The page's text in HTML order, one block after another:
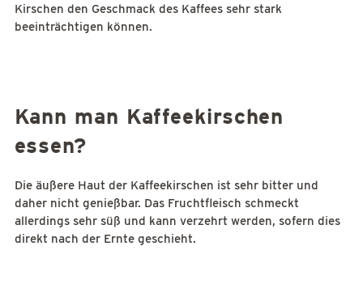
Kirschen den Geschmack des Kaffees sehr stark
beeinträchtigen können.
Kann man Kaffeekirschen
essen?
Die äußere Haut der Kaffeekirschen ist sehr bitter und
daher nicht genießbar. Das Fruchtfleisch schmeckt
allerdings sehr süß und kann verzehrt werden, sofern dies
direkt nach der Ernte geschieht.